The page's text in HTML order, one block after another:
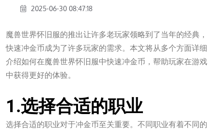
2025-06-30 08:47:18
魔兽世界怀旧服的推出让许多老玩家领略到了当年的经典，
快速冲金币成为了许多玩家的需求。本文将从多个方面详细
介绍如何在魔兽世界怀旧服中快速冲金币，帮助玩家在游戏
中获得更好的体验。
1.选择合适的职业
选择合适的职业对于冲金币至关重要。不同职业有着不同的